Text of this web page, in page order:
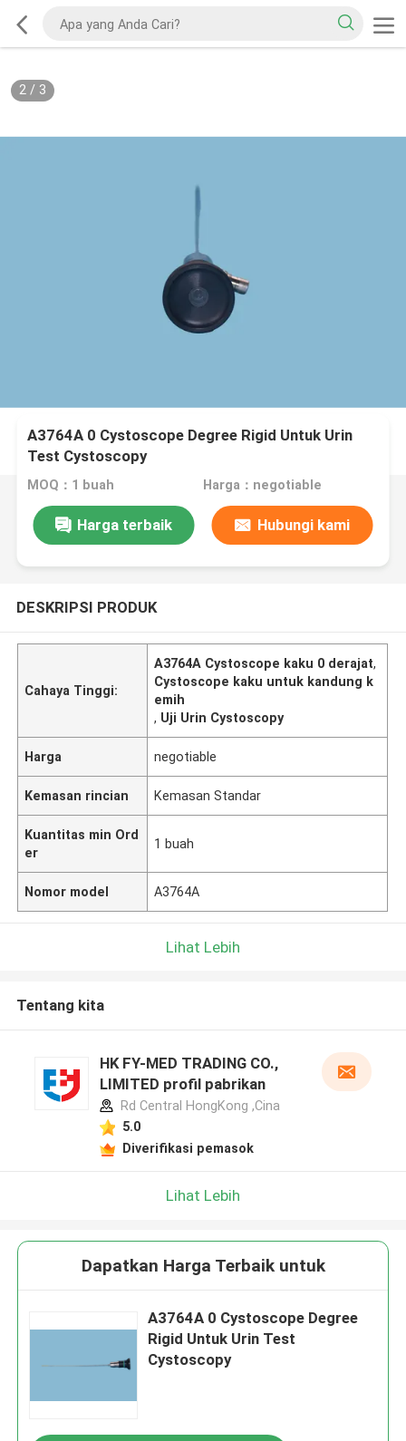
2/ 3
A3764A 0 Cystoscope Degree Rigid Untuk Urin
Test Cystoscopy
MOQ：1 buah Harga：negotiable
Harga terbaik Hubungi kami
DESKRIPSI PRODUK
Cahaya Tinggi:
A3764A Cystoscope kaku 0 derajat,
Cystoscope kaku untuk kandung k
emih
, Uji Urin Cystoscopy
Harga negotiable
Kemasan rincian Kemasan Standar
Kuantitas min Ord
er
1 buah
Nomor model A3764A
Lihat Lebih
Tentang kita
HK FY-MED TRADING CO.,
LIMITED profil pabrikan
Rd Central HongKong ,Cina
5.0
Diverifikasi pemasok
Lihat Lebih
Dapatkan Harga Terbaik untuk
A3764A 0 Cystoscope Degree
Rigid Untuk Urin Test
Cystoscopy